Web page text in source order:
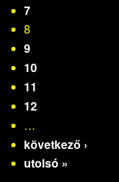
7
8
9
10
11
12
…
következő ›
utolsó »